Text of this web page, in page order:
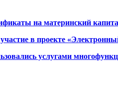
на материнский
в проекте
услугами